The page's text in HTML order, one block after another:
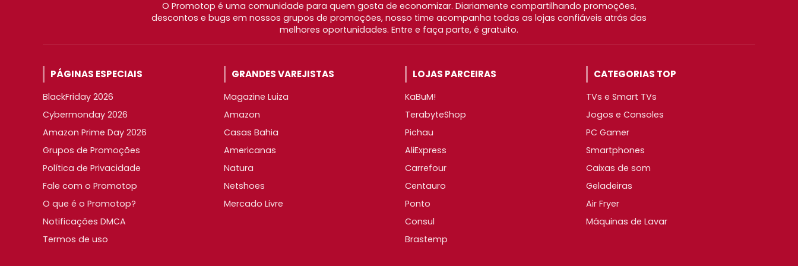
O Promotop é uma comunidade para quem gosta de economizar. Diariamente compartilhando promoções,
descontos e bugs em nossos grupos de promoções, nosso time acompanha todas as lojas confiáveis atrás das
melhores oportunidades. Entre e faça parte, é gratuito.
PÁGINAS ESPECIAIS
BlackFriday 2026
Cybermonday 2026
Amazon Prime Day 2026
Grupos de Promoções
Política de Privacidade
Fale com o Promotop
O que é o Promotop?
Notificações DMCA
Termos de uso
GRANDES VAREJISTAS
Magazine Luiza
Amazon
Casas Bahia
Americanas
Natura
Netshoes
Mercado Livre
LOJAS PARCEIRAS
KaBuM!
TerabyteShop
Pichau
AliExpress
Carrefour
Centauro
Ponto
Consul
Brastemp
CATEGORIAS TOP
TVs e Smart TVs
Jogos e Consoles
PC Gamer
Smartphones
Caixas de som
Geladeiras
Air Fryer
Máquinas de Lavar